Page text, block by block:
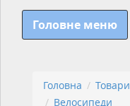
Головне меню
Головна Товари
Велосипеди